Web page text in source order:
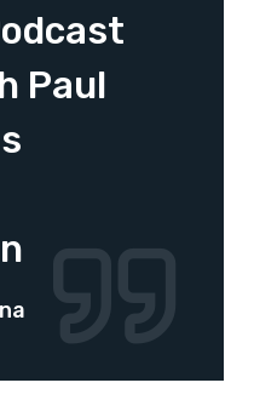
Paul